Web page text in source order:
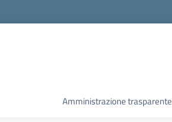
Amministrazione trasparente